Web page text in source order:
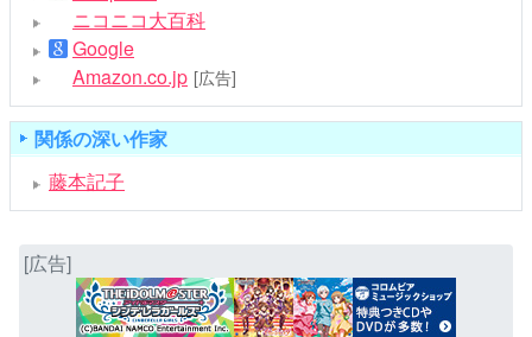
ニコニコ大百科
Google
Amazon.co.jp [広告]
関係の深い作家
藤本記子
[広告]